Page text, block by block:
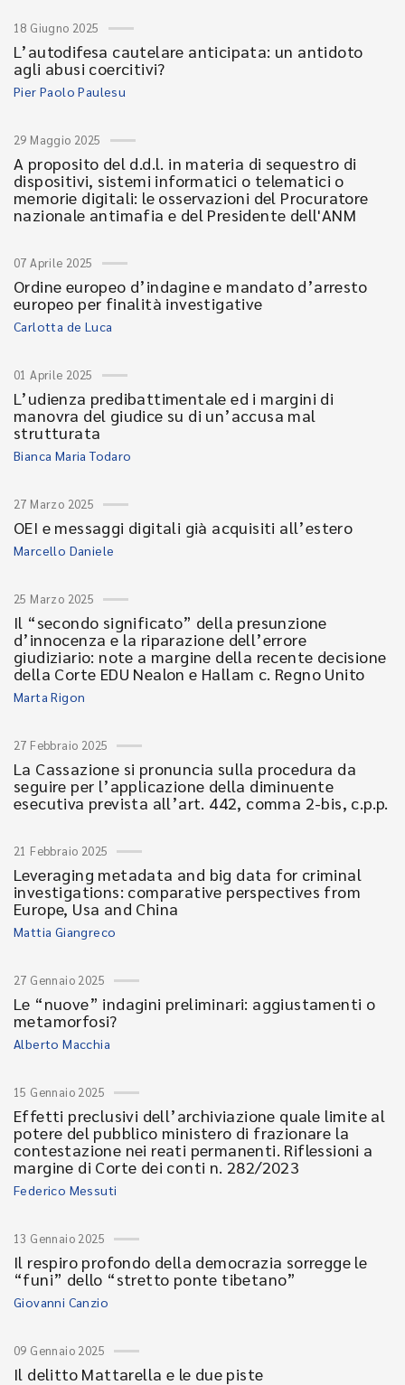
18 Giugno 2025
L’autodifesa cautelare anticipata: un antidoto
agli abusi coercitivi?
Pier Paolo Paulesu
29 Maggio 2025
A proposito del d.d.l. in materia di sequestro di
dispositivi, sistemi informatici o telematici o
memorie digitali: le osservazioni del Procuratore
nazionale antimafia e del Presidente dell'ANM
07 Aprile 2025
Ordine europeo d’indagine e mandato d’arresto
europeo per finalità investigative
Carlotta de Luca
01 Aprile 2025
L’udienza predibattimentale ed i margini di
manovra del giudice su di un’accusa mal
strutturata
Bianca Maria Todaro
27 Marzo 2025
OEI e messaggi digitali già acquisiti all’estero
Marcello Daniele
25 Marzo 2025
Il “secondo significato” della presunzione
d’innocenza e la riparazione dell’errore
giudiziario: note a margine della recente decisione
della Corte EDU Nealon e Hallam c. Regno Unito
Marta Rigon
27 Febbraio 2025
La Cassazione si pronuncia sulla procedura da
seguire per l’applicazione della diminuente
esecutiva prevista all’art. 442, comma 2-bis, c.p.p.
21 Febbraio 2025
Leveraging metadata and big data for criminal
investigations: comparative perspectives from
Europe, Usa and China
Mattia Giangreco
27 Gennaio 2025
Le “nuove” indagini preliminari: aggiustamenti o
metamorfosi?
Alberto Macchia
15 Gennaio 2025
Effetti preclusivi dell’archiviazione quale limite al
potere del pubblico ministero di frazionare la
contestazione nei reati permanenti. Riflessioni a
margine di Corte dei conti n. 282/2023
Federico Messuti
13 Gennaio 2025
Il respiro profondo della democrazia sorregge le
“funi” dello “stretto ponte tibetano”
Giovanni Canzio
09 Gennaio 2025
Il delitto Mattarella e le due piste